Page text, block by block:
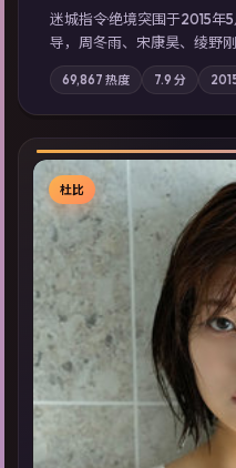
迷城指令·绝境突围于2015
导，周冬雨、宋康昊、绫野
记忆碎片重组后，主角发现
配乐强化地域气质；站内亦
线看」延展检索同类型高分
69,867 热度 7.9 分
杜比